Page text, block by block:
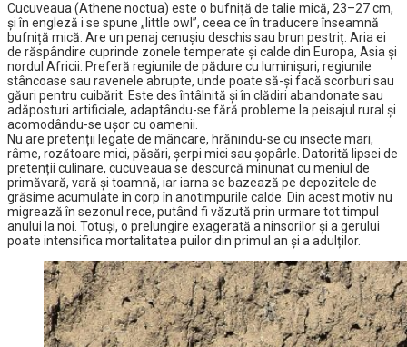
Cucuveaua (Athene noctua) este o bufniță de talie mică, 23–27 cm,
și în engleză i se spune „little owl”, ceea ce în traducere înseamnă
bufniță mică. Are un penaj cenușiu deschis sau brun pestriț. Aria ei
de răspândire cuprinde zonele temperate și calde din Europa, Asia și
nordul Africii. Preferă regiunile de pădure cu luminișuri, regiunile
stâncoase sau ravenele abrupte, unde poate să-și facă scorburi sau
găuri pentru cuibărit. Este des întâlnită și în clădiri abandonate sau
adăposturi artificiale, adaptându-se fără probleme la peisajul rural și
acomodându-se ușor cu oamenii.
Nu are pretenții legate de mâncare, hrănindu-se cu insecte mari,
râme, rozătoare mici, păsări, șerpi mici sau șopârle. Datorită lipsei de
pretenții culinare, cucuveaua se descurcă minunat cu meniul de
primăvară, vară și toamnă, iar iarna se bazează pe depozitele de
grăsime acumulate în corp în anotimpurile calde. Din acest motiv nu
migrează în sezonul rece, putând fi văzută prin urmare tot timpul
anului la noi. Totuși, o prelungire exagerată a ninsorilor și a gerului
poate intensifica mortalitatea puilor din primul an și a adulților.